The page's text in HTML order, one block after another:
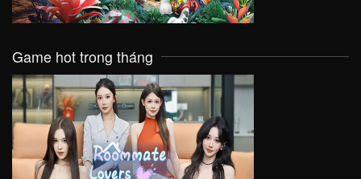
Game hot trong tháng
VIEW